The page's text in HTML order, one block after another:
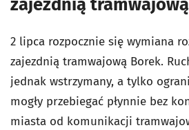
zajezdnią
2 lipca rozpocznie się wymiana
zajezdnią tramwajową Borek.
jednak wstrzymany, a tylko
mogły przebiegać płynnie bez
miasta od komunikacji